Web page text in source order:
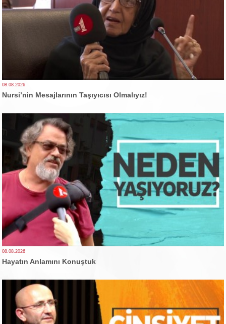
08.08.2026
Nursi’nin Mesajlarının Taşıyıcısı Olmalıyız!
08.08.2026
Hayatın Anlamını Konuştuk